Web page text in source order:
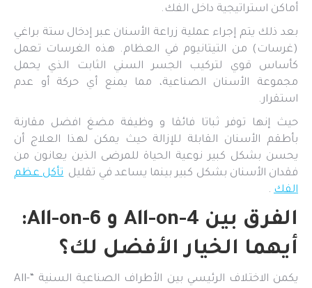
أماكن استراتيجية داخل الفك.
بعد ذلك يتم إجراء عملية زراعة الأسنان عبر إدخال ستة براغي
(غرسات) من التيتانيوم في العظام. هذه الغرسات تعمل
كأساس قوي لتركيب الجسر السني الثابت الذي يحمل
مجموعة الأسنان الصناعية، مما يمنع أي حركة أو عدم
استقرار.
حيث إنها توفر ثباتا فائقا و وظيفة مضغ افضل مقارنة
بأطقم الأسنان القابلة للإزالة حيث يمكن لهذا العلاج أن
يحسن بشكل كبير نوعية الحياة للمرضى الذين يعانون من
فقدان الأسنان بشكل كبير بينما يساعد في تقليل تأكل عظم
الفك .
الفرق بين All-on-4 و All-on-6:
أيهما الخيار الأفضل لك؟
يكمن الاختلاف الرئيسي بين الأطراف الصناعية السنية “All-